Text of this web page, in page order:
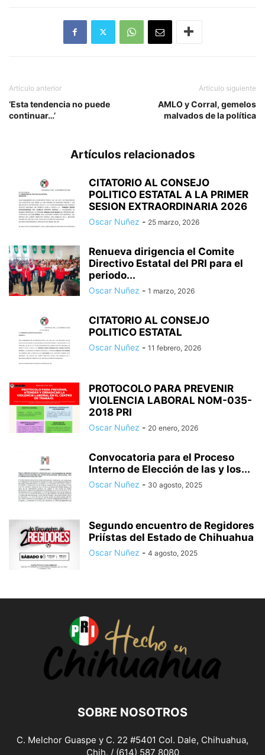
Artículo anterior
‘Esta tendencia no puede
continuar…’
Artículo siguiente
AMLO y Corral, gemelos
malvados de la política
Artículos relacionados
CITATORIO AL CONSEJO
POLITICO ESTATAL A LA PRIMER
SESION EXTRAORDINARIA 2026
Oscar Nuñez - 25 marzo, 2026
Renueva dirigencia el Comite
Directivo Estatal del PRI para el
periodo...
Oscar Nuñez - 1 marzo, 2026
CITATORIO AL CONSEJO
POLITICO ESTATAL
Oscar Nuñez - 11 febrero, 2026
PROTOCOLO PARA PREVENIR
VIOLENCIA LABORAL NOM-035-
2018 PRI
Oscar Nuñez - 20 enero, 2026
Convocatoria para el Proceso
Interno de Elección de las y los...
Oscar Nuñez - 30 agosto, 2025
Segundo encuentro de Regidores
Priístas del Estado de Chihuahua
Oscar Nuñez - 4 agosto, 2025
SOBRE NOSOTROS
C. Melchor Guaspe y C. 22 #5401 Col. Dale, Chihuahua,
Chih. / (614) 587 8080